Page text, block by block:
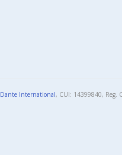
Dante International, CUI: 14399840, Reg.